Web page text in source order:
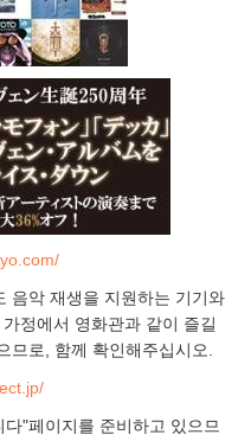
음악 재생을 지원하는 기기와
정에서 영화관과 같이 즐길
므로, 함께 확인해주십시오.
"페이지를 준비하고 있으므